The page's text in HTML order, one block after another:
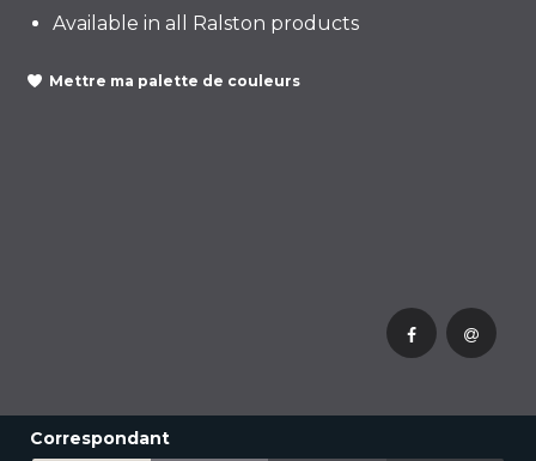
Available in all Ralston products
Mettre ma palette de couleurs
Correspondant